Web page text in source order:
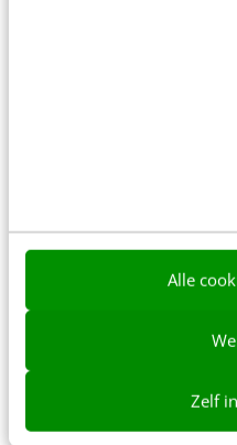
Alle
Zelf
verhaal eromheen.
https://
Tip 5.